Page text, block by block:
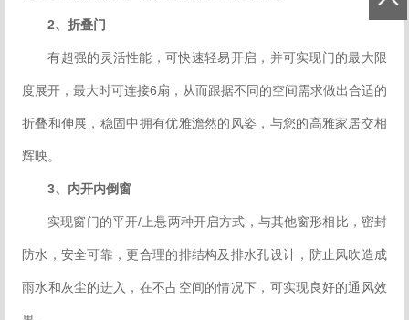
2、折叠门
有超强的灵活性能，可快速轻易开启，并可实现门的最大限
度展开，最大时可连接6扇，从而跟据不同的空间需求做出合适的
折叠和伸展，稳固中拥有优雅澹然的风姿，与您的高雅家居交相
辉映。
3、内开内倒窗
实现窗门的平开/上悬两种开启方式，与其他窗形相比，密封
防水，安全可靠，更合理的排结构及排水孔设计，防止风吹造成
雨水和灰尘的进入，在不占空间的情况下，可实现良好的通风效